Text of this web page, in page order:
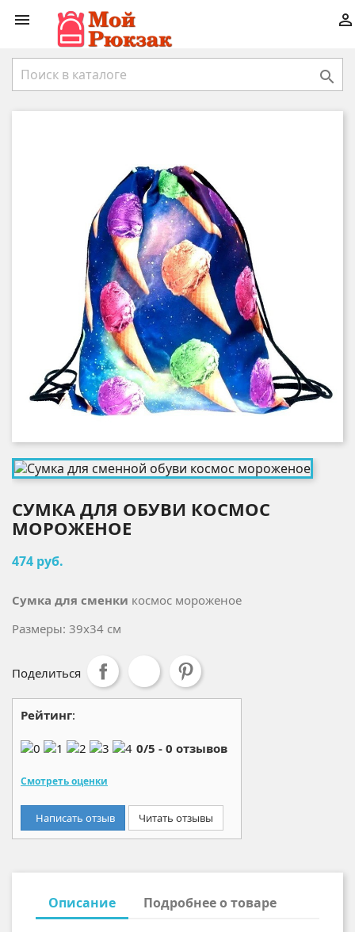
 

СУМКА ДЛЯ ОБУВИ КОСМОС
МОРОЖЕНОЕ
474 руб.
Сумка для сменки космос мороженое
Размеры: 39x34 см
Поделиться
Рейтинг:
0/5 - 0 отзывов
Смотреть оценки
Написать отзыв Читать отзывы
Описание Подробнее о товаре